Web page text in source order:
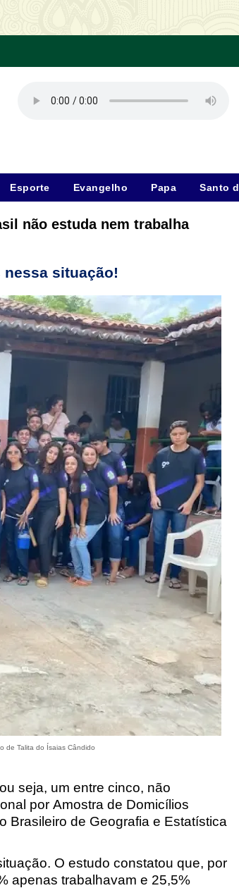
Esporte Evangelho Papa Santo
não estuda nem trabalha
situação!
de Talita do Ísaias Cândido
seja, um entre cinco, não
por Amostra de Domicílios
Brasileiro de Geografia e Estatística
O estudo constatou que, por
apenas trabalhavam e 25,5%